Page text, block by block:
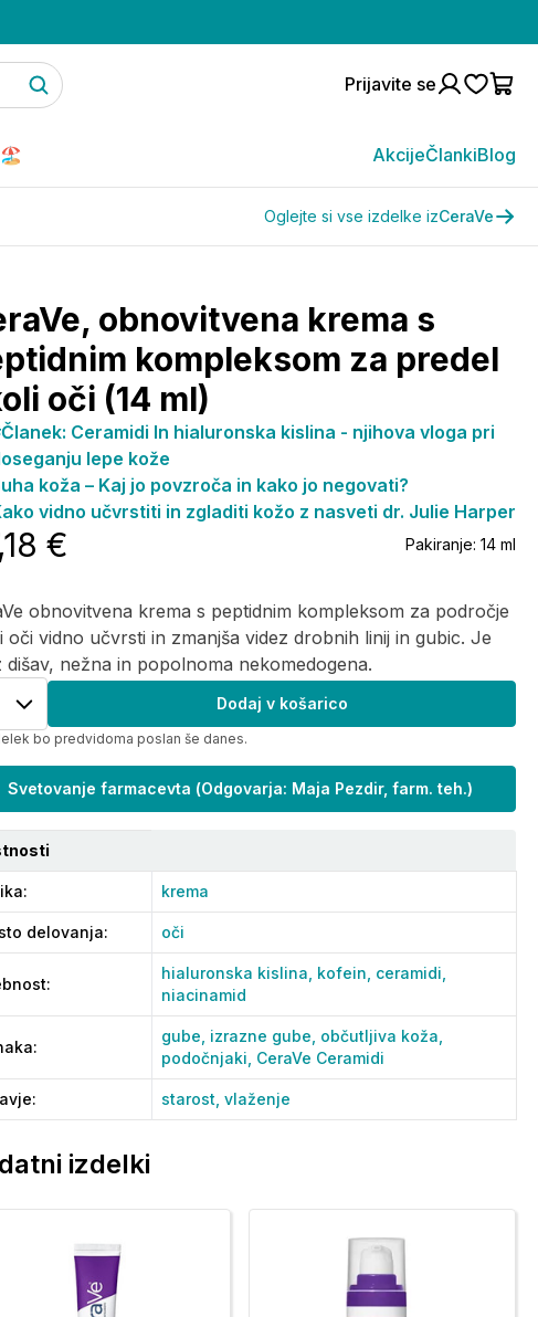
Prijavite se
AkcijeČlankiBlog
Oglejte si vse izdelke izCeraVe
obnovitvena krema s
kompleksom za predel
oči (14 ml)
obnovitvena krema s peptidnim kompleksom za področje
oči vidno učvrsti in zmanjša videz drobnih linij in gubic. Je
dišav, nežna in popolnoma nekomedogena.
€ Pakiranje: 14 ml
Ceramidi In hialuronska kislina - njihova vloga pri
lepe kože
koža – Kaj jo povzroča in kako jo negovati?
vidno učvrstiti in zgladiti kožo z nasveti dr. Julie Harper
Dodaj v košarico
bo predvidoma poslan še danes.
Svetovanje farmacevta (Odgovarja: Maja Pezdir, farm. teh.)
: krema
delovanja: oči
:
hialuronska kislina, kofein, ceramidi,
niacinamid
:
gube, izrazne gube, občutljiva koža,
podočnjaki, CeraVe Ceramidi
: starost, vlaženje
izdelki